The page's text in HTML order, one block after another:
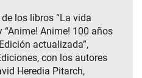
los libros “La vida
Anime! 100 años
actualizada”,
con los autores
Heredia Pitarch,